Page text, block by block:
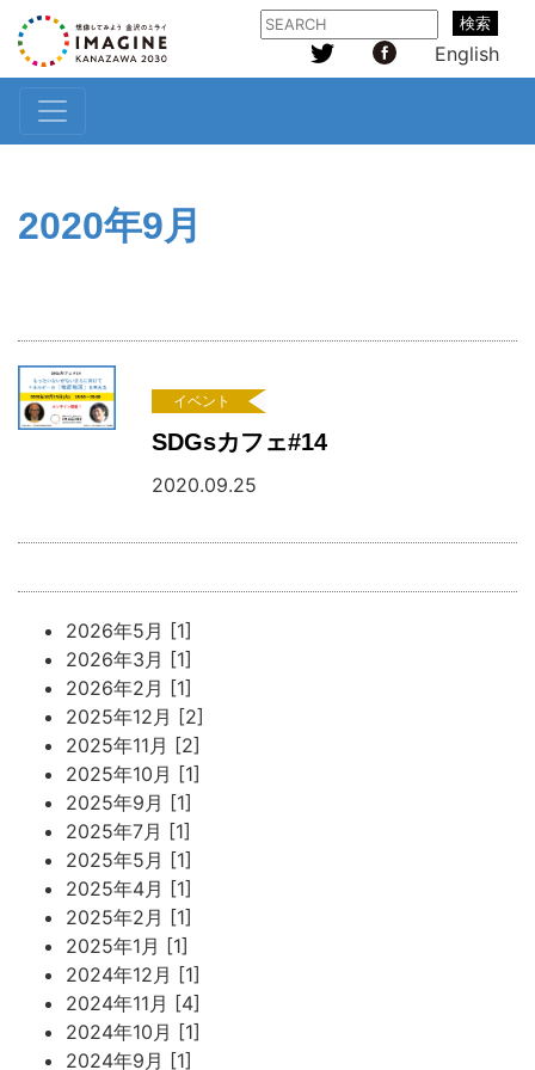
検索
English
2020年9月
イベント
SDGsカフェ#14
2020.09.25
2026年5月 [1]
2026年3月 [1]
2026年2月 [1]
2025年12月 [2]
2025年11月 [2]
2025年10月 [1]
2025年9月 [1]
2025年7月 [1]
2025年5月 [1]
2025年4月 [1]
2025年2月 [1]
2025年1月 [1]
2024年12月 [1]
2024年11月 [4]
2024年10月 [1]
2024年9月 [1]